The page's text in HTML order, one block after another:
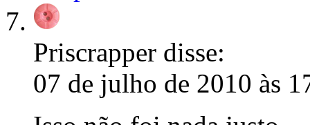
Priscrapper disse:
07 de julho de 2010 às